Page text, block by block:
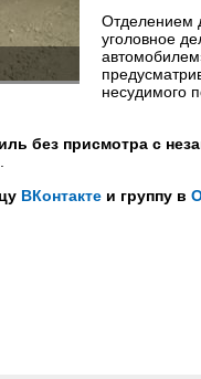
Отделением
уголовное
несудимого
без присмотра с
ВКонтакте и группу в